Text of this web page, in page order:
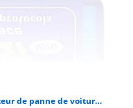
Mini Bluetooth ELM327 OBD2 Détecteur de panne de voiture V2.1 Automobile